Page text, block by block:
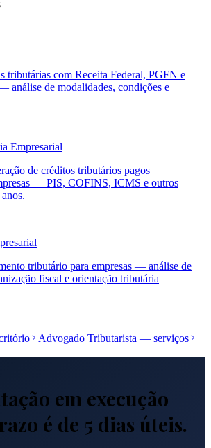
tributárias com Receita Federal, PGFN e
análise de modalidades, condições e
Empresarial
de créditos tributários pagos
— PIS, COFINS, ICMS e outros
tributário para empresas — análise de
fiscal e orientação tributária
Advogado Tributarista — serviços
em execução
é de 5 dias úteis.